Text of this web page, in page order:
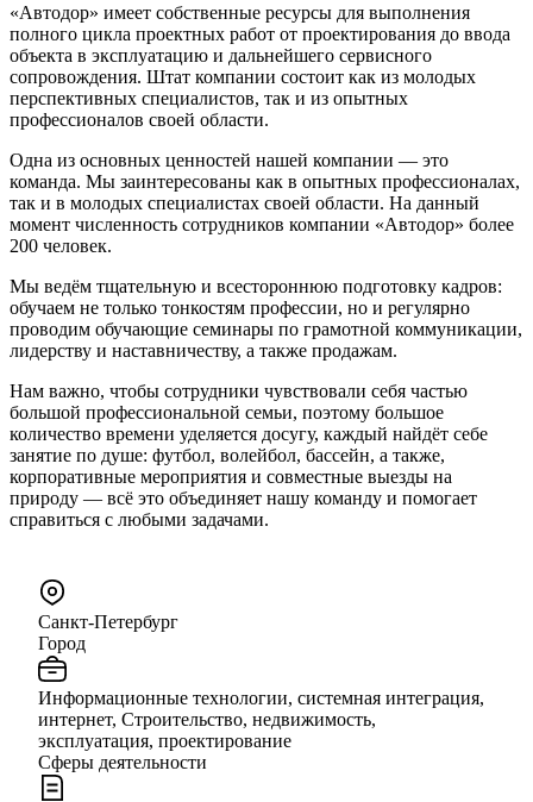
«Автодор» имеет собственные ресурсы для выполнения
полного цикла проектных работ от проектирования до ввода
объекта в эксплуатацию и дальнейшего сервисного
сопровождения. Штат компании состоит как из молодых
перспективных специалистов, так и из опытных
профессионалов своей области.
Одна из основных ценностей нашей компании — это
команда. Мы заинтересованы как в опытных профессионалах,
так и в молодых специалистах своей области. На данный
момент численность сотрудников компании «Автодор» более
200 человек.
Мы ведём тщательную и всестороннюю подготовку кадров:
обучаем не только тонкостям профессии, но и регулярно
проводим обучающие семинары по грамотной коммуникации,
лидерству и наставничеству, а также продажам.
Нам важно, чтобы сотрудники чувствовали себя частью
большой профессиональной семьи, поэтому большое
количество времени уделяется досугу, каждый найдёт себе
занятие по душе: футбол, волейбол, бассейн, а также,
корпоративные мероприятия и совместные выезды на
природу — всё это объединяет нашу команду и помогает
справиться с любыми задачами.
Санкт-Петербург
Город
Информационные технологии, системная интеграция,
интернет, Строительство, недвижимость,
эксплуатация, проектирование
Сферы деятельности